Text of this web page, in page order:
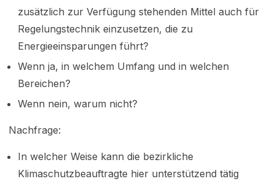
zusätzlich zur Verfügung stehenden Mittel auch für
Regelungstechnik einzusetzen, die zu
Energieeinsparungen führt?
Wenn ja, in welchem Umfang und in welchen
Bereichen?
Wenn nein, warum nicht?
Nachfrage:
In welcher Weise kann die bezirkliche
Klimaschutzbeauftragte hier unterstützend tätig